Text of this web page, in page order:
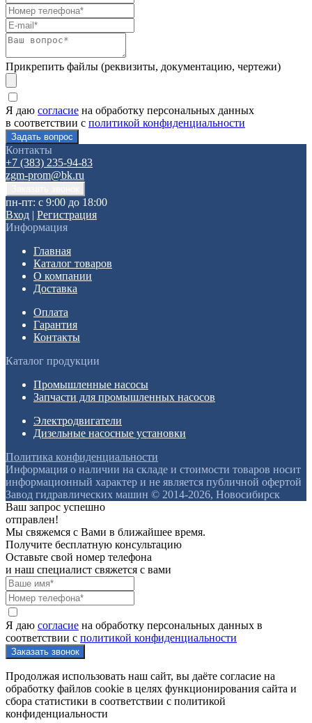
Прикрепить файлы (реквизиты, документацию, чертежи)
Я даю согласие на обработку персональных данных
в соответствии с политикой конфиденциальности
Контакты
+7 (383) 235-94-83
zgm-prom@bk.ru
пн-пт: с 9:00 до 18:00
Вход | Регистрация
Информация
Главная
Каталог товаров
О компании
Доставка
Оплата
Гарантия
Контакты
Каталог продукции
Промышленные насосы
Запчасти для промышленных насосов
Электродвигатели
Дизельные насосные установки
Политика конфиденциальности
Информация о наличии на складе и стоимости товаров носит
информационный характер и не является публичной офертой
Завод гидравлических машин © 2014-2026, Новосибирск
Ваш запрос успешно
отправлен!
Мы свяжемся с Вами в ближайшее время.
Получите бесплатную консультацию
Оставьте свой номер телефона
и наш специалист свяжется с вами
Я даю согласие на обработку персональных данных в
соответствии с политикой конфиденциальности
Продолжая использовать наш сайт, вы даёте согласие на
обработку файлов cookie в целях функционирования сайта и
сбора статистики в соответствии с политикой
конфиденциальности